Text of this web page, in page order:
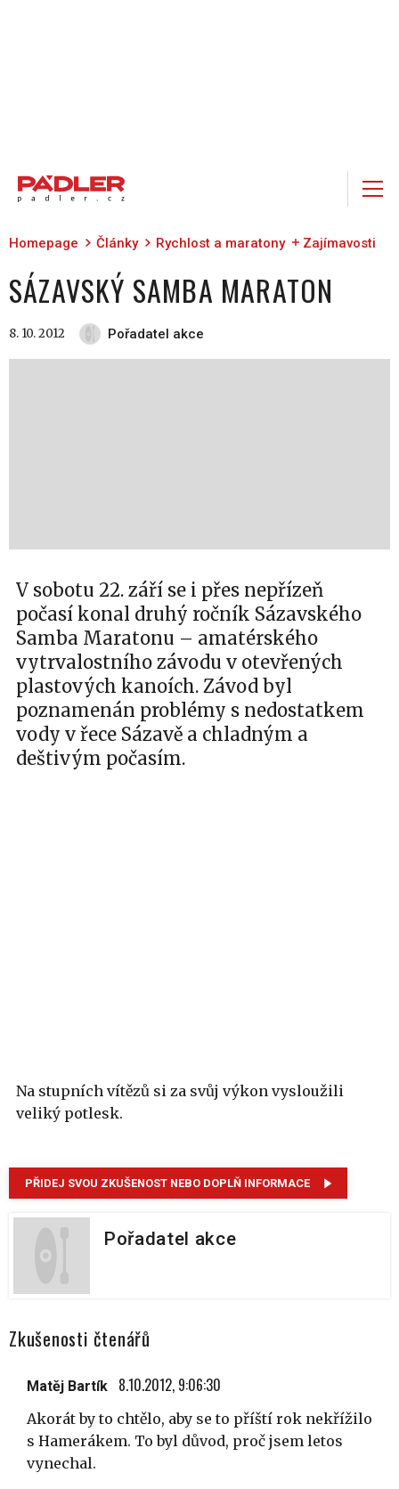
Homepage Články Rychlost a maratony Zajímavosti
SÁZAVSKÝ SAMBA MARATON
8. 10. 2012 Pořadatel akce
V sobotu 22. září se i přes nepřízeň
počasí konal druhý ročník Sázavského
Samba Maratonu – amatérského
vytrvalostního závodu v otevřených
plastových kanoích. Závod byl
poznamenán problémy s nedostatkem
vody v řece Sázavě a chladným a
deštivým počasím.
Na stupních vítězů si za svůj výkon vysloužili
veliký potlesk.
PŘIDEJ SVOU ZKUŠENOST NEBO DOPLŇ INFORMACE
Pořadatel akce
Zkušenosti čtenářů
Matěj Bartík 8.10.2012, 9:06:30
Akorát by to chtělo, aby se to příští rok nekřížilo
s Hamerákem. To byl důvod, proč jsem letos
vynechal.